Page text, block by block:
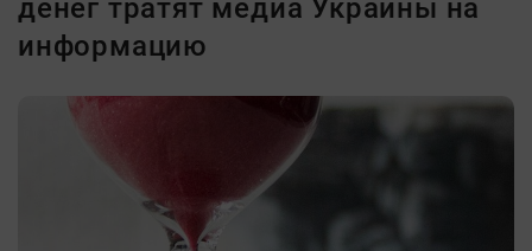
денег тратят медиа Украины на
информацию